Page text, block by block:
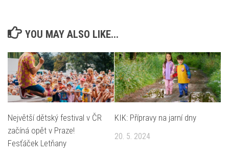
YOU MAY ALSO LIKE...
Největší dětský festival v ČR
začíná opět v Praze!
Fesťáček Letňany
KIK: Přípravy na jarní dny
20. 5. 2024